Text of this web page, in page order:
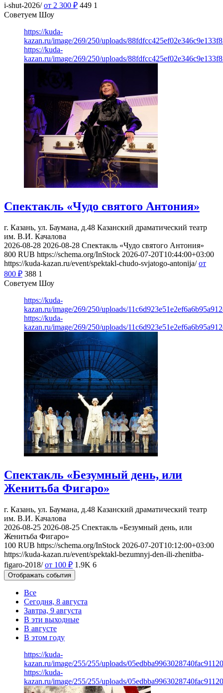
i-shut-2026/ от 2 300 ₽ 449 1
Советуем Шоу
https://kuda-
kazan.ru/image/269/250/uploads/
https://kuda-
kazan.ru/image/269/250/uploads/
Спектакль «Чудо святого Антония»
г. Казань, ул. Баумана, д.48 Казанский драматический театр
им. В.И. Качалова
2026-08-28 2026-08-28 Спектакль «Чудо святого Антония»
800 RUB https://schema.org/InStock 2026-07-20T10:44:00+03:00
https://kuda-kazan.ru/event/spektakl-chudo-svjatogo-antonija/ от
800 ₽ 388 1
Советуем Шоу
https://kuda-
kazan.ru/image/269/250/uploads/
https://kuda-
kazan.ru/image/269/250/uploads/
Спектакль «Безумный день, или
Женитьба Фигаро»
г. Казань, ул. Баумана, д.48 Казанский драматический театр
им. В.И. Качалова
2026-08-25 2026-08-25 Спектакль «Безумный день, или
Женитьба Фигаро»
100 RUB https://schema.org/InStock 2026-07-20T10:12:00+03:00
https://kuda-kazan.ru/event/spektakl-bezumnyj-den-ili-zhenitba-
figaro-2018/ от 100 ₽ 1.9K 6
Отображать события
Все
Сегодня, 8 августа
Завтра, 9 августа
В эти выходные
В августе
В этом году
https://kuda-
kazan.ru/image/255/255/uploads/
https://kuda-
kazan.ru/image/255/255/uploads/